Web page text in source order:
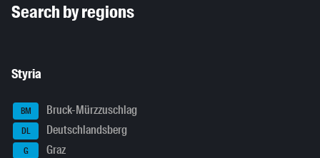
Search by regions
Styria
BM Bruck-Mürzzuschlag
DL Deutschlandsberg
G Graz